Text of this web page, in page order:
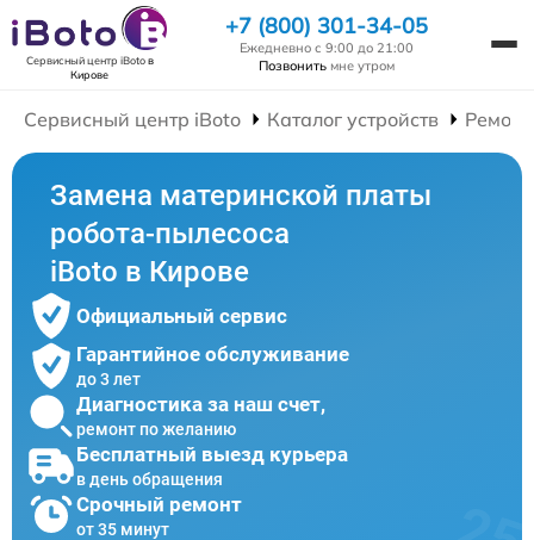
Сервисный центр iBotoв
Кирове
+7 (800) 301-34-05
Ежедневно с 9:00 до 21:00
Позвонить мне утром
Сервисный центр iBoto Каталог устройств
Замена материнской платы
робота-пылесоса
iBoto в Кирове
Официальный сервис
Гарантийное обслуживание
до 3 лет
Диагностика за наш счет,
ремонт по желанию
Бесплатный выезд курьера
в день обращения
Срочный ремонт
от 35 минут